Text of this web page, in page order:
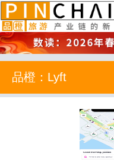
品橙旅游
品橙：Lyft